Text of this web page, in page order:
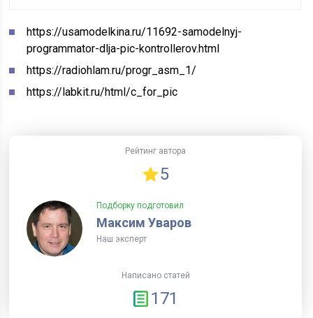
https://usamodelkina.ru/11692-samodelnyj-
programmator-dlja-pic-kontrollerov.html
https://radiohlam.ru/progr_asm_1/
https://labkit.ru/html/c_for_pic
Рейтинг автора
5
Подборку подготовил
Максим Уваров
Наш эксперт
Написано статей
171